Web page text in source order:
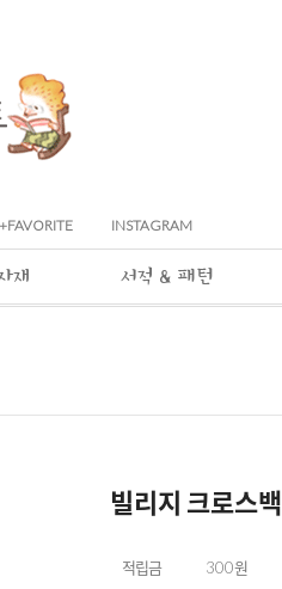
+FAVORITE INSTAGRAM
재 서적 & 패턴
빌리지 크로스백
적립금
300원